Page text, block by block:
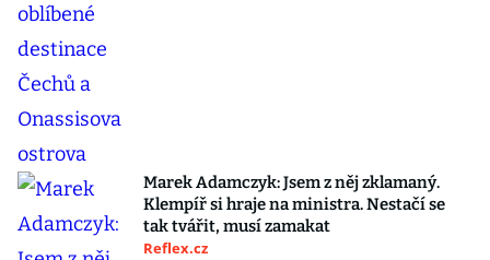
Marek Adamczyk: Jsem z něj zklamaný.
Klempíř si hraje na ministra. Nestačí se
tak tvářit, musí zamakat
Reflex.cz